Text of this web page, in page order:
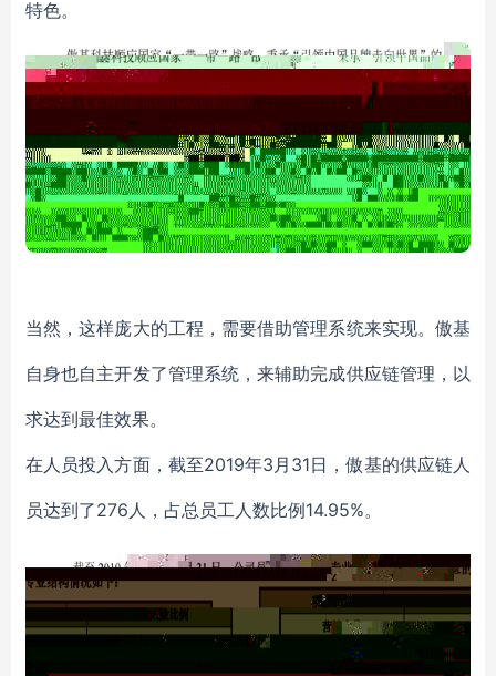
特色。
当然，这样庞大的工程，需要借助管理系统来实现。傲基
自身也自主开发了管理系统，来辅助完成供应链管理，以
求达到最佳效果。
在人员投入方面，截至2019年3月31日，傲基的供应链人
员达到了276人，占总员工人数比例14.95%。